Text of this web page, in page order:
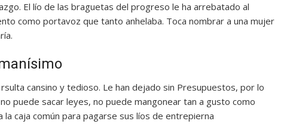
El lío de las braguetas del progreso le ha arrebatado al
como portavoz que tanto anhelaba. Toca nombrar a una mujer
cansino y tedioso. Le han dejado sin Presupuestos, por lo
puede sacar leyes, no puede mangonear tan a gusto como
la caja común para pagarse sus líos de entrepierna